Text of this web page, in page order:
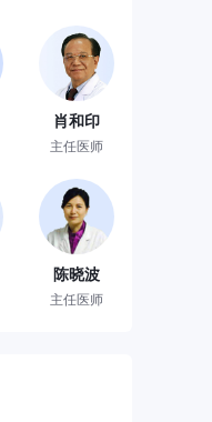
肖和印
主任医师
陈晓波
主任医师